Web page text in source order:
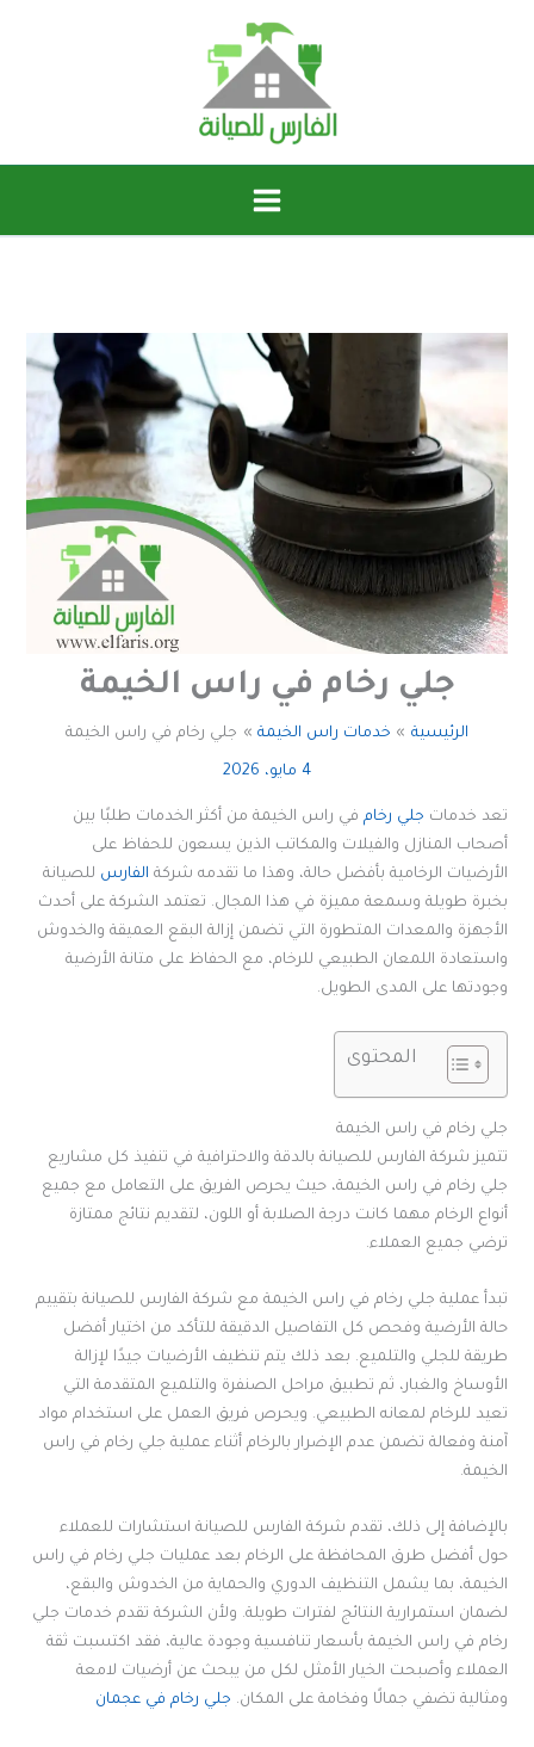
جلي رخام في راس الخيمة
الرئيسية خدمات راس الخيمة جلي رخام في راس الخيمة
4 مايو، 2026
تعد خدمات جلي رخام في راس الخيمة من أكثر الخدمات طلبًا بين
أصحاب المنازل والفيلات والمكاتب الذين يسعون للحفاظ على
الأرضيات الرخامية بأفضل حالة، وهذا ما تقدمه شركة الفارس للصيانة
بخبرة طويلة وسمعة مميزة في هذا المجال. تعتمد الشركة على أحدث
الأجهزة والمعدات المتطورة التي تضمن إزالة البقع العميقة والخدوش
واستعادة اللمعان الطبيعي للرخام، مع الحفاظ على متانة الأرضية
وجودتها على المدى الطويل.
المحتوى
جلي رخام في راس الخيمة
تتميز شركة الفارس للصيانة بالدقة والاحترافية في تنفيذ كل مشاريع
جلي رخام في راس الخيمة، حيث يحرص الفريق على التعامل مع جميع
أنواع الرخام مهما كانت درجة الصلابة أو اللون، لتقديم نتائج ممتازة
ترضي جميع العملاء.
تبدأ عملية جلي رخام في راس الخيمة مع شركة الفارس للصيانة بتقييم
حالة الأرضية وفحص كل التفاصيل الدقيقة للتأكد من اختيار أفضل
طريقة للجلي والتلميع. بعد ذلك يتم تنظيف الأرضيات جيدًا لإزالة
الأوساخ والغبار، ثم تطبيق مراحل الصنفرة والتلميع المتقدمة التي
تعيد للرخام لمعانه الطبيعي. ويحرص فريق العمل على استخدام مواد
آمنة وفعالة تضمن عدم الإضرار بالرخام أثناء عملية جلي رخام في راس
الخيمة.
بالإضافة إلى ذلك، تقدم شركة الفارس للصيانة استشارات للعملاء
حول أفضل طرق المحافظة على الرخام بعد عمليات جلي رخام في راس
الخيمة، بما يشمل التنظيف الدوري والحماية من الخدوش والبقع،
لضمان استمرارية النتائج لفترات طويلة. ولأن الشركة تقدم خدمات جلي
رخام في راس الخيمة بأسعار تنافسية وجودة عالية، فقد اكتسبت ثقة
العملاء وأصبحت الخيار الأمثل لكل من يبحث عن أرضيات لامعة
ومثالية تضفي جمالًا وفخامة على المكان. جلي رخام في عجمان